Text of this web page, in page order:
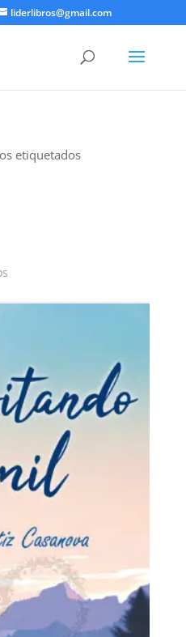
liderlibros@gmail.com
etiquetados
Ordenado
por
últimos